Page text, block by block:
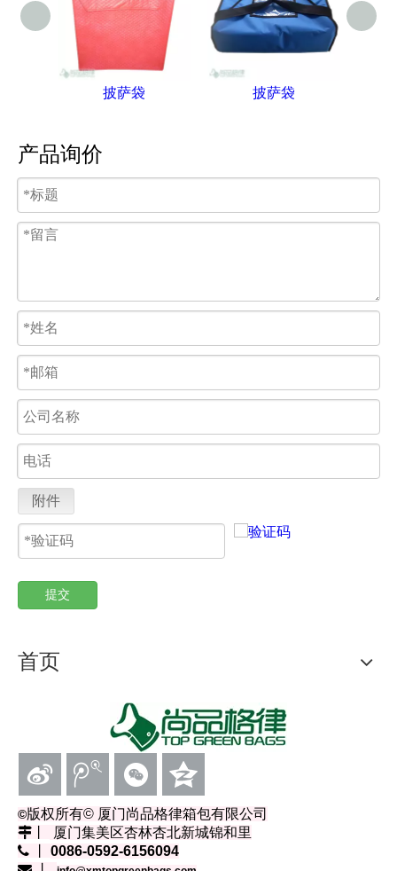
披萨袋 披萨袋
产品询价
附件
提交
首页
©版权所有© 厦门尚品格律箱包有限公司
丨 厦门集美区杏林杏北新城锦和里
 丨 0086-0592-6156094